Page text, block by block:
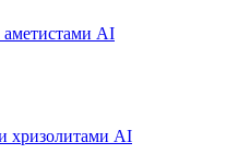
AI
хризолитами AI